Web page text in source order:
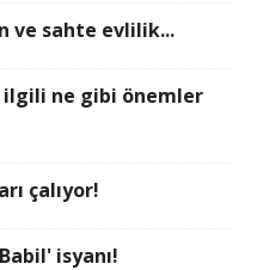
ve sahte evlilik...
ilgili ne gibi önemler
çalıyor!
isyanı!